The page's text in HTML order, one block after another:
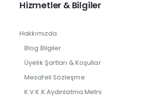
Hizmetler & Bilgiler
Hakkımızda
Blog Bilgiler
Üyelik Şartları & Koşullar
Mesafeli Sözleşme
K.V.K.K Aydınlatma Metni